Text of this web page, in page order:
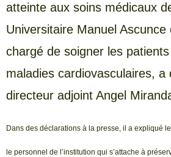
atteinte aux soins médicaux
Universitaire Manuel Ascunce
chargé de soigner les
maladies cardiovasculaires, a
directeur adjoint Angel
Dans des déclarations à la presse, il a expliqué
le personnel de l’institution qui s’attache à